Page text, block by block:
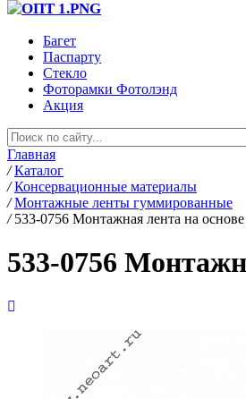
Багет
Паспарту
Стекло
Фоторамки Фотолэнд
Акция
Главная
/ Каталог
/ Консервационные материалы
/ Монтажные ленты гуммированные
/ 533-0756 Монтажная лента на
533-0756